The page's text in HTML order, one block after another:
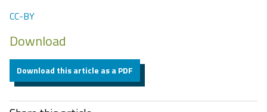
CC-BY
Download
Download this article as a PDF